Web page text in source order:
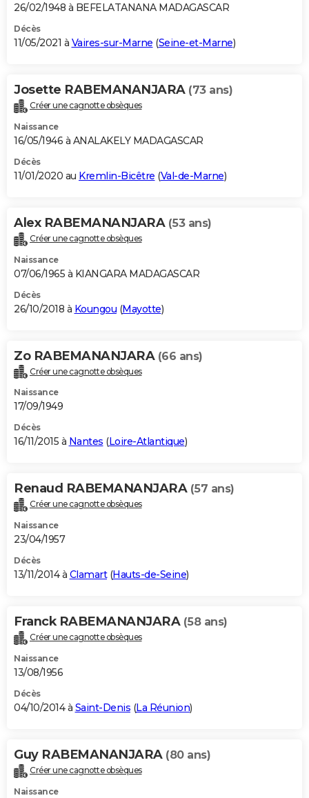
S'inscrire
Se connecter
Lycées
Collèges
Primaires
Universités
Entreprises
Service militaire
Avis de recherche
AVIS DE DÉCÈS
Bricolage
Lifestyle
Culture
Sport
Auto
Television
Voyage
Cinema
26/02/1948 à BEFELATANANA MADAGASCAR
Décès
11/05/2021 à Vaires-sur-Marne (Seine-et-Marne)
Josette RABEMANANJARA (73 ans)
Créer une cagnotte obsèques
Naissance
16/05/1946 à ANALAKELY MADAGASCAR
Décès
11/01/2020 au Kremlin-Bicêtre (Val-de-Marne)
Alex RABEMANANJARA (53 ans)
Créer une cagnotte obsèques
Naissance
07/06/1965 à KIANGARA MADAGASCAR
Décès
26/10/2018 à Koungou (Mayotte)
Zo RABEMANANJARA (66 ans)
Créer une cagnotte obsèques
Naissance
17/09/1949
Décès
16/11/2015 à Nantes (Loire-Atlantique)
Renaud RABEMANANJARA (57 ans)
Créer une cagnotte obsèques
Naissance
23/04/1957
Décès
13/11/2014 à Clamart(Hauts-de-Seine)
Franck RABEMANANJARA (58 ans)
Créer une cagnotte obsèques
Naissance
13/08/1956
Décès
04/10/2014 à Saint-Denis (La Réunion)
Guy RABEMANANJARA (80 ans)
Créer une cagnotte obsèques
Naissance